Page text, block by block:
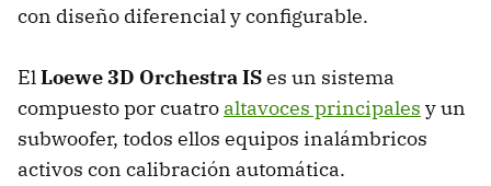
con diseño diferencial y configurable.
ElLoewe 3D Orchestra ISes un sistema
compuesto por cuatro altavoces principales y un
subwoofer, todos ellos equipos inalámbricos
activos con calibración automática.